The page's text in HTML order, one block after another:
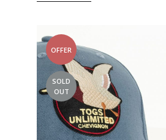
OFFER
SOLD
OUT